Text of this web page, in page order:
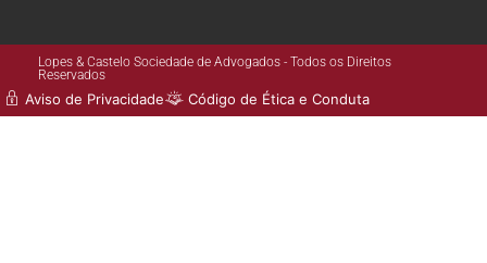
Lopes & Castelo Sociedade de Advogados - Todos os Direitos
Reservados
Aviso de Privacidade Código de Ética e Conduta